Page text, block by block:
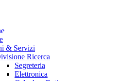
& Servizi
Ricerca
Segreteria
Elettronica